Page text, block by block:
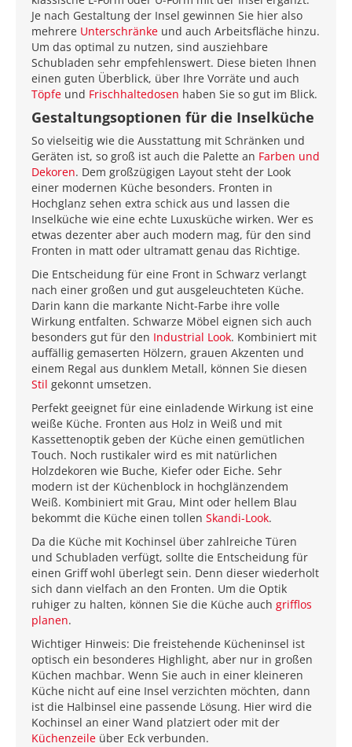
Je nach Gestaltung der Insel gewinnen Sie hier also
mehrere Unterschränke und auch Arbeitsfläche hinzu.
Um das optimal zu nutzen, sind ausziehbare
Schubladen sehr empfehlenswert. Diese bieten Ihnen
einen guten Überblick, über Ihre Vorräte und auch
Töpfe und Frischhaltedosen haben Sie so gut im Blick.
Gestaltungsoptionen für die Inselküche
So vielseitig wie die Ausstattung mit Schränken und
Geräten ist, so groß ist auch die Palette an Farben und
Dekoren. Dem großzügigen Layout steht der Look
einer modernen Küche besonders. Fronten in
Hochglanz sehen extra schick aus und lassen die
Inselküche wie eine echte Luxusküche wirken. Wer es
etwas dezenter aber auch modern mag, für den sind
Fronten in matt oder ultramatt genau das Richtige.
Die Entscheidung für eine Front in Schwarz verlangt
nach einer großen und gut ausgeleuchteten Küche.
Darin kann die markante Nicht-Farbe ihre volle
Wirkung entfalten. Schwarze Möbel eignen sich auch
besonders gut für den Industrial Look. Kombiniert mit
auffällig gemaserten Hölzern, grauen Akzenten und
einem Regal aus dunklem Metall, können Sie diesen
Stil gekonnt umsetzen.
Perfekt geeignet für eine einladende Wirkung ist eine
weiße Küche. Fronten aus Holz in Weiß und mit
Kassettenoptik geben der Küche einen gemütlichen
Touch. Noch rustikaler wird es mit natürlichen
Holzdekoren wie Buche, Kiefer oder Eiche. Sehr
modern ist der Küchenblock in hochglänzendem
Weiß. Kombiniert mit Grau, Mint oder hellem Blau
bekommt die Küche einen tollen Skandi-Look.
Da die Küche mit Kochinsel über zahlreiche Türen
und Schubladen verfügt, sollte die Entscheidung für
einen Griff wohl überlegt sein. Denn dieser wiederholt
sich dann vielfach an den Fronten. Um die Optik
ruhiger zu halten, können Sie die Küche auch grifflos
planen.
Wichtiger Hinweis: Die freistehende Kücheninsel ist
optisch ein besonderes Highlight, aber nur in großen
Küchen machbar. Wenn Sie auch in einer kleineren
Küche nicht auf eine Insel verzichten möchten, dann
ist die Halbinsel eine passende Lösung. Hier wird die
Kochinsel an einer Wand platziert oder mit der
Küchenzeile über Eck verbunden.